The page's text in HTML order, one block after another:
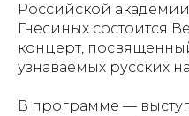
Российской
Гнесиных состоится
концерт,
узнаваемых русских
В программе —